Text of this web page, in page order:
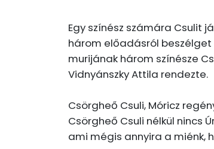
Egy színész számára
három előadásról beszélget
murijának három színésze
Vidnyánszky Attila rendezte.
Csörgheő Csuli, Móricz
Csörgheő Csuli nélkül nincs
ami mégis annyira a miénk,